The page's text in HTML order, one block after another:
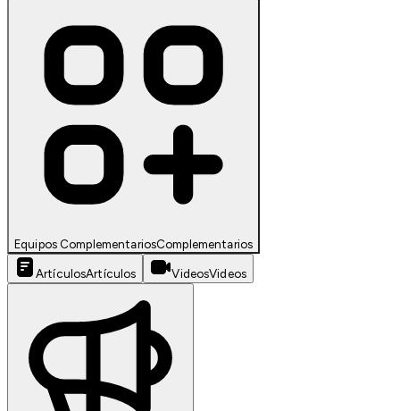
Equipos ComplementariosComplementarios
ArtículosArtículos VideosVideos